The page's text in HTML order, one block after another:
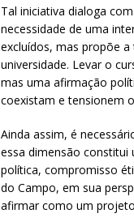
Tal iniciativa dialoga
necessidade de uma
excluídos, mas propõe
universidade. Levar o
mas uma afirmação
coexistam e tensionem
Ainda assim, é
essa dimensão constitui
política, compromisso
do Campo, em sua
afirmar como um